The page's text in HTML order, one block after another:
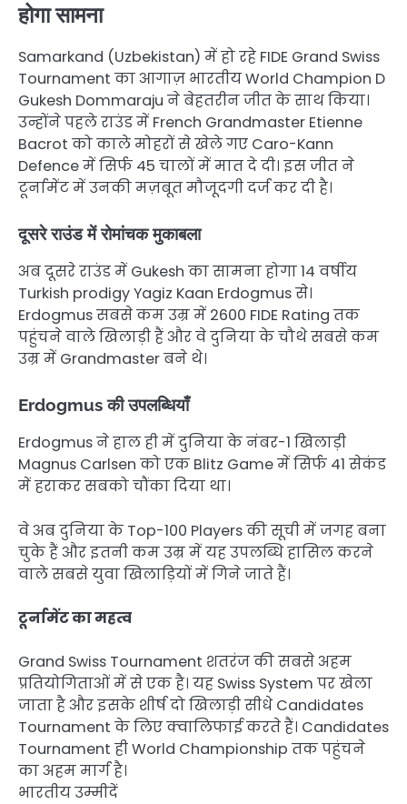
होगा सामना
Samarkand (Uzbekistan) में हो रहे FIDE Grand Swiss
Tournament का आगाज़ भारतीय World Champion D
Gukesh Dommaraju ने बेहतरीन जीत के साथ किया।
उन्होंने पहले राउंड में French Grandmaster Etienne
Bacrot को काले मोहरों से खेले गए Caro-Kann
Defence में सिर्फ 45 चालों में मात दे दी। इस जीत ने
टूर्नामेंट में उनकी मज़बूत मौजूदगी दर्ज कर दी है।
दूसरे राउंड में रोमांचक मुकाबला
अब दूसरे राउंड में Gukesh का सामना होगा 14 वर्षीय
Turkish prodigy Yagiz Kaan Erdogmus से।
Erdogmus सबसे कम उम्र में 2600 FIDE Rating तक
पहुंचने वाले खिलाड़ी हैं और वे दुनिया के चौथे सबसे कम
उम्र में Grandmaster बने थे।
Erdogmus की उपलब्धियाँ
Erdogmus ने हाल ही में दुनिया के नंबर-1 खिलाड़ी
Magnus Carlsen को एक Blitz Game में सिर्फ 41 सेकंड
में हराकर सबको चौंका दिया था।
वे अब दुनिया के Top-100 Players की सूची में जगह बना
चुके हैं और इतनी कम उम्र में यह उपलब्धि हासिल करने
वाले सबसे युवा खिलाड़ियों में गिने जाते हैं।
टूर्नामेंट का महत्व
Grand Swiss Tournament शतरंज की सबसे अहम
प्रतियोगिताओं में से एक है। यह Swiss System पर खेला
जाता है और इसके शीर्ष दो खिलाड़ी सीधे Candidates
Tournament के लिए क्वालिफाई करते हैं। Candidates
Tournament ही World Championship तक पहुंचने
का अहम मार्ग है।
भारतीय उम्मीदें